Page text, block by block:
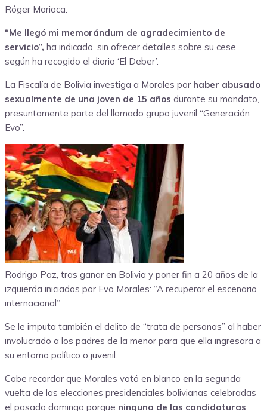
Róger Mariaca.
“Me llegó mi memorándum de agradecimiento de
servicio”, ha indicado, sin ofrecer detalles sobre su cese,
según ha recogido el diario ‘El Deber’.
La Fiscalía de Bolivia investiga a Morales por haber abusado
sexualmente de una joven de 15 años durante su mandato,
presuntamente parte del llamado grupo juvenil “Generación
Evo”.
Rodrigo Paz, tras ganar en Bolivia y poner fin a 20 años de la
izquierda iniciados por Evo Morales: “A recuperar el escenario
internacional”
Se le imputa también el delito de “trata de personas” al haber
involucrado a los padres de la menor para que ella ingresara a
su entorno político o juvenil.
Cabe recordar que Morales votó en blanco en la segunda
vuelta de las elecciones presidenciales bolivianas celebradas
el pasado domingo porque ninguna de las candidaturas